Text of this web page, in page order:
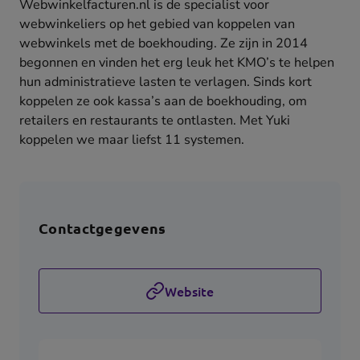
Webwinkelfacturen.nl is de specialist voor
webwinkeliers op het gebied van koppelen van
webwinkels met de boekhouding. Ze zijn in 2014
begonnen en vinden het erg leuk het KMO’s te helpen
hun administratieve lasten te verlagen. Sinds kort
koppelen ze ook kassa’s aan de boekhouding, om
retailers en restaurants te ontlasten. Met Yuki
koppelen we maar liefst 11 systemen.
Contactgegevens
Website